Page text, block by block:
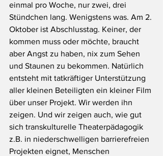
einmal pro Woche, nur zwei, drei
Stündchen lang. Wenigstens was. Am 2.
Oktober ist Abschlusstag. Keiner, der
kommen muss oder möchte, braucht
aber Angst zu haben, nix zum Sehen
und Staunen zu bekommen. Natürlich
entsteht mit tatkräftiger Unterstützung
aller kleinen Beteiligten ein kleiner Film
über unser Projekt. Wir werden ihn
zeigen. Und wir zeigen auch, wie gut
sich transkulturelle Theaterpädagogik
z.B. in niederschwelligen barrierefreien
Projekten eignet, Menschen